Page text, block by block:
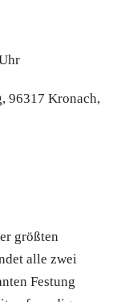
96317 Kronach,
größten
alle zwei
Festung